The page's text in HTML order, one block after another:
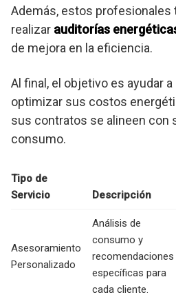
Además, estos profesionales
realizar auditorías
de mejora en la eficiencia.
Al final, el objetivo es ayudar
optimizar sus costos
sus contratos se alineen con
consumo.
Tipo de
Servicio
Descripción
Asesoramiento
Personalizado
Análisis de
consumo y
recomendaciones
específicas para
cada cliente.